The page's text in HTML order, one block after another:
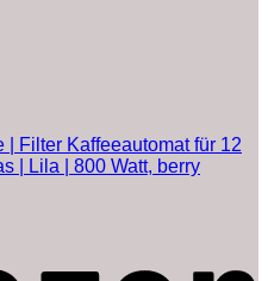
| Filter Kaffeeautomat für 12
| Lila | 800 Watt, berry